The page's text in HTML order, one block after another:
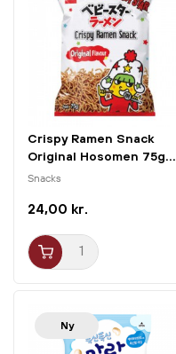
Crispy Ramen Snack
Original Hosomen 75g...
Snacks
24,00 kr.
Ny